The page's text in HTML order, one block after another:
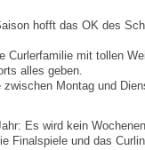
hofft das OK des
Curlerfamilie mit tollen
alles geben.
Montag und
Es wird kein
Finalspiele und das